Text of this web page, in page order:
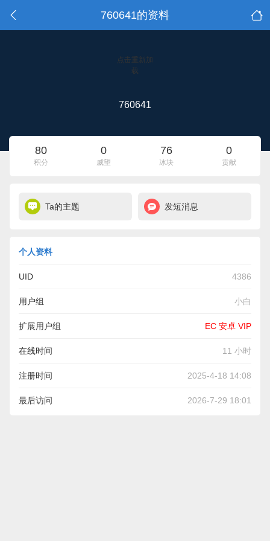
760641的资料
点击重新加
载
760641
80
积分
0
威望
76
冰块
0
贡献
Ta的主题 发短消息
个人资料
UID 4386
用户组 小白
扩展用户组 EC 安卓 VIP
在线时间 11 小时
注册时间 2025-4-18 14:08
最后访问 2026-7-29 18:01